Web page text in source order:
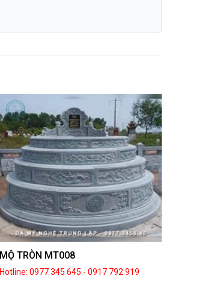
MỘ TRÒN MT008
Hotline: 0977 345 645 - 0917 792 919